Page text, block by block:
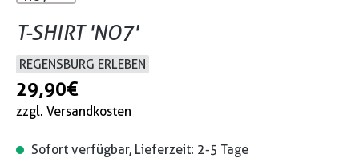
T-SHIRT 'NO7'
REGENSBURG ERLEBEN
29,90 €
zzgl. Versandkosten
Sofort verfügbar, Lieferzeit: 2-5 Tage